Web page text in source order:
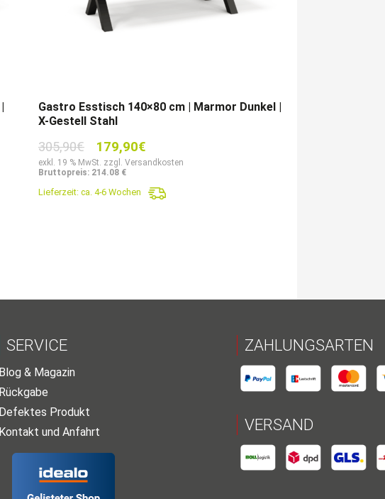
Gastro Esstisch 140×80 cm | Marmor Dunkel |
X-Gestell Stahl
305,90€
Ursprünglicher
Preis
war:
305,90€
179,90€
Preis
179,90€.
exkl. 19 % MwSt. zzgl. Versandkosten
Bruttopreis: 214.08 €
Lieferzeit: ca. 4-6 Wochen
SERVICE
Blog & Magazin
Rückgabe
Defektes Produkt
Kontakt und Anfahrt
ZAHLUNGSARTEN
VERSAND